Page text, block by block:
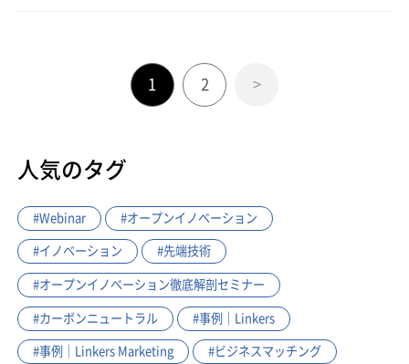
1 2 >
人気のタグ
#Webinar #オープンイノベーション
#イノベーション #先端技術
#オープンイノベーション徹底解剖セミナー
#カーボンニュートラル #事例｜Linkers
#事例｜Linkers Marketing #ビジネスマッチング